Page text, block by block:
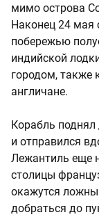
мимо острова
Наконец 24 мая
побережью
индийской
городом, также
англичане.
Корабль поднял
и отправился
Лежантиль еще
столицы
окажутся
добраться до